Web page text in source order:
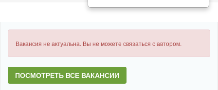
Вакансия не актуальна. Вы не можете связаться с автором.
ПОСМОТРЕТЬ ВСЕ ВАКАНСИИ